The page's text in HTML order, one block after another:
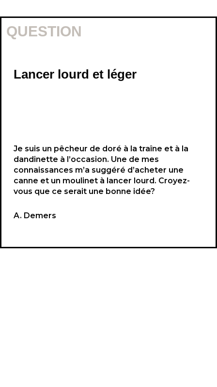
QUESTION
Lancer lourd et léger
Je suis un pêcheur de doré à la traîne et à la
dandinette à l’occasion. Une de mes
connaissances m’a suggéré d’acheter une
canne et un moulinet à lancer lourd. Croyez-
vous que ce serait une bonne idée?
A. Demers